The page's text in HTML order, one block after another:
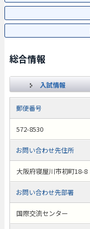
総合情報
入試情報
郵便番号
572-8530
お問い合わせ先住所
大阪府寝屋川市初町18-8
お問い合わせ先部署
国際交流センター